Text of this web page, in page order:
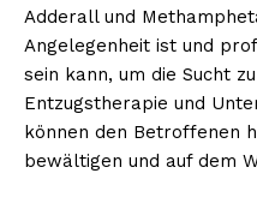
Adderall und
Angelegenheit ist und
sein kann, um die Sucht
Entzugstherapie und
können den Betroffenen
bewältigen und auf dem